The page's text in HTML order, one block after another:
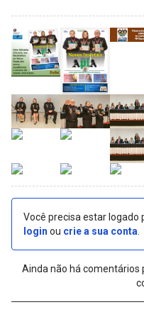
Você precisa estar
login ou crie a sua conta
Ainda não há comentários